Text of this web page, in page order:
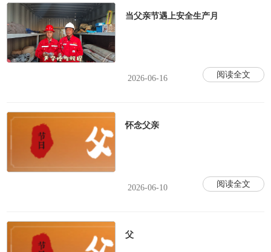
当父亲节遇上安全生产月
2026-06-16 阅读全文
怀念父亲
2026-06-10 阅读全文
父